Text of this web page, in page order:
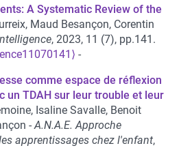
A Systematic Review of the
Maud Besançon, Corentin
, 2023, 11 (7), pp.141.
comme espace de réflexion
un TDAH sur leur trouble et leur
Isaline Savalle, Benoit
A.N.A.E. Approche
apprentissages chez l'enfant,